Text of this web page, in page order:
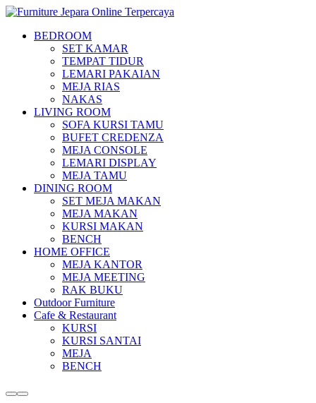
BEDROOM
SET KAMAR
TEMPAT TIDUR
LEMARI PAKAIAN
MEJA RIAS
NAKAS
LIVING ROOM
SOFA KURSI TAMU
BUFET CREDENZA
MEJA CONSOLE
LEMARI DISPLAY
MEJA TAMU
DINING ROOM
SET MEJA MAKAN
MEJA MAKAN
KURSI MAKAN
BENCH
HOME OFFICE
MEJA KANTOR
MEJA MEETING
RAK BUKU
Outdoor Furniture
Cafe & Restaurant
KURSI
KURSI SANTAI
MEJA
BENCH
MoreMain